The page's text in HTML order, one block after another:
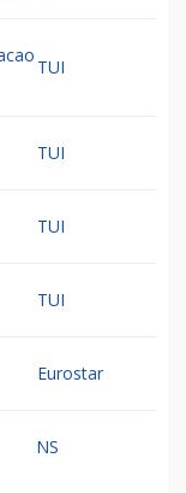
TUI
TUI
TUI
TUI
Eurostar
NS